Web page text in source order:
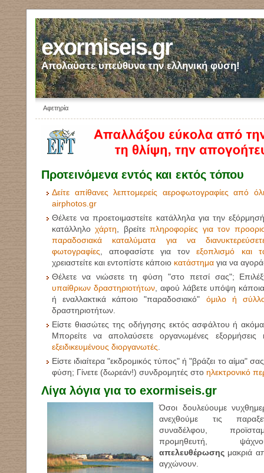
exormiseis.gr
Απολαύστε υπεύθυνα την ελληνική φύση!
Αφετηρία
Προτεινόμενα εντός και εκτός τόπου
Δείτε απίθανες λεπτομερείς αεροφωτογραφίες από
airphotos.gr
Θέλετε να προετοιμαστείτε κατάλληλα για την
κατάλληλοχάρτη , βρείτεπληροφορίες για τον
παραδοσιακά καταλύματα για να
φωτογραφίες , αποφασίστε για τονεξοπλισμό και
χρειαστείτε και εντοπίστε κάποιο κατάστημα για να
Θέλετε να νιώσετε τη φύση "στο πετσί σας";
υπαίθριων δραστηριοτήτων , αφού λάβετε υπόψη
ή εναλλακτικά κάποιο "παραδοσιακό" όμιλο ή
δραστηριοτήτων.
Είστε θιασώτες της οδήγησης εκτός ασφάλτου ή
Μπορείτε να απολαύσετε οργανωμένες εξορμήσεις
εξειδικευμένους διοργανωτές
Είστε ιδιαίτερα "εκδρομικός τύπος" ή "βράζει το αίμα"
φύση; Γίνετε (δωρεάν!) συνδρομητές στο ηλεκτρονικό
Λίγα λόγια για το exormiseis.gr
Όσοι δουλεύουμε
ανεχθούμε τις
συναδέλφου,
προμηθευτή,
απελευθέρωσης μακριά
αγχώνουν.